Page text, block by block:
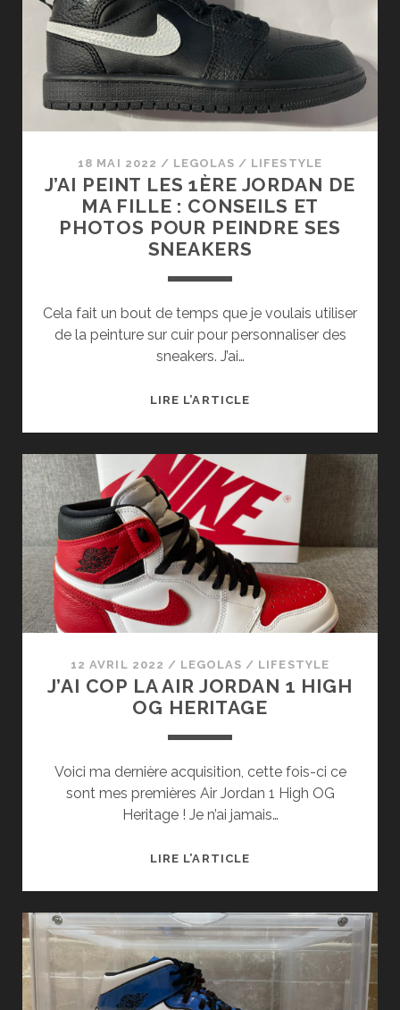
RETRO
HIGH
OG
STEALTH
18 MAI 2022 / LEGOLAS / LIFESTYLE
J’AI PEINT LES 1ÈRE JORDAN DE
MA FILLE : CONSEILS ET
PHOTOS POUR PEINDRE SES
SNEAKERS
Cela fait un bout de temps que je voulais utiliser
de la peinture sur cuir pour personnaliser des
sneakers. J’ai…
LIRE L’ARTICLEJ’AI
JORDAN
DE
FILLE
:
CONSEILS
ET
PHOTOS
PEINDRE
SES
12 AVRIL 2022 / LEGOLAS / LIFESTYLE
J’AI COP LA AIR JORDAN 1 HIGH
OG HERITAGE
Voici ma dernière acquisition, cette fois-ci ce
sont mes premières Air Jordan 1 High OG
Heritage ! Je n’ai jamais…
LIRE L’ARTICLEJ’AI
AIR
JORDAN
1
HIGH